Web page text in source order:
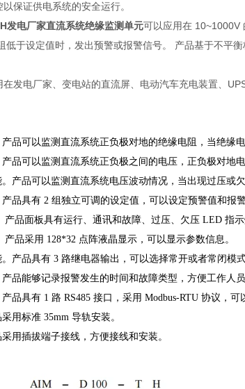
保证供电系统的安全运行。
发电厂家直流系统绝缘监测单元可以应用在 10~1000V
低于设定值时，发出预警或报警信号。 产品基于不平
在发电厂家、变电站的直流屏、电动汽车充电装置、
品可以监测直流系统正负极对地的绝缘电阻，当绝缘
品可以监测直流系统正负极之间的电压，正负极对地电
产品可以监测直流系统电压波动情况，当出现过压或
产品具有2组独立可调的设定值，可以设定预警值和报警
产品面板具有运行、通讯和故障、过压、欠压LED指
产品采用 128*32 点阵液晶显示，可以显示参数信息。
。产品具有3 路继电器输出，可以选择常开或者常闭模式
品能够记录报警发生的时间和故障类型，方便工作人员
品具有 1 路RS485接口，采用Modbus-RTU协议，可
采用标准35mm导轨安装。
用插拔端子接线，方便接线和安装。